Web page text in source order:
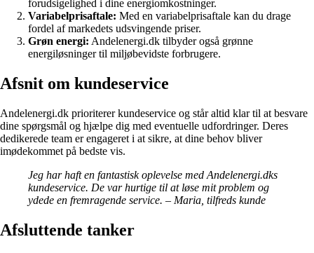
forudsigelighed i dine energiomkostninger.
Variabelprisaftale: Med en variabelprisaftale kan du drage
fordel af markedets udsvingende priser.
Grøn energi: Andelenergi.dk tilbyder også grønne
energiløsninger til miljøbevidste forbrugere.
Afsnit om kundeservice
Andelenergi.dk prioriterer kundeservice og står altid klar til at besvare
dine spørgsmål og hjælpe dig med eventuelle udfordringer. Deres
dedikerede team er engageret i at sikre, at dine behov bliver
imødekommet på bedste vis.
Jeg har haft en fantastisk oplevelse med Andelenergi.dks
kundeservice. De var hurtige til at løse mit problem og
ydede en fremragende service. – Maria, tilfreds kunde
Afsluttende tanker